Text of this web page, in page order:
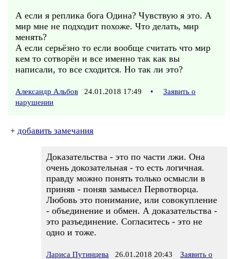
А если я реплика бога Одина? Чувствую я это. А
мир мне не подходит похоже. Что делать, мир
менять?
А если серьёзно то если вообще считать что мир
кем то сотворён и все именно так как вы
написали, то все сходится. Но так ли это?
Александр Альбов 24.01.2018 17:49 •
Заявить о
нарушении
+ добавить замечания
Доказательства - это по части лжи. Она
очень докозательная - то есть логичная.
правду можно понять только осмысли в
приняв - поняв замысел Первотворца.
Любовь это понимание, или совокупление
- объединение и обмен. А доказательства -
это разъединение. Согласитесь - это не
одно и тоже.
Лариса Путинцева 26.01.2018 20:43
Заявить о